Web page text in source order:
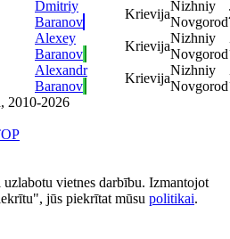
Dmitriy
Baranov
Krievija
Nizhniy
Novgorod
Alexey
Baranov
Krievija
Nizhniy
Novgorod
Alexandr
Baranov
Krievija
Nizhniy
Novgorod
2010-2026
uzlabotu vietnes darbību. Izmantojot
jūs piekrītat mūsu politikai.